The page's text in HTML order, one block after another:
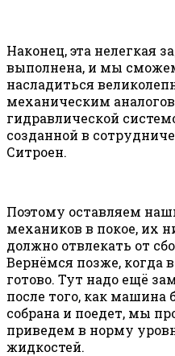
Наконец, эта нелегкая
выполнена, и мы
насладиться
механическим
гидравлической
созданной в
Ситроен.
Поэтому оставляем
механиков в покое, их
должно отвлекать от
Вернёмся позже, когда
готово. Тут надо ещё
после того, как машина
собрана и поедет, мы
приведем в норму
жидкостей.